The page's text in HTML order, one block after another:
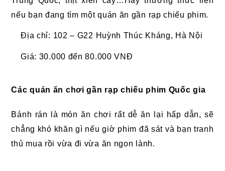
nếu bạn đang tìm một quán ăn gần rạp chiếu phim.
Địa chỉ: 102 – G22 Huỳnh Thúc Kháng, Hà Nội
Giá: 30.000 đến 80.000 VNĐ
Các quán ăn chơi gần rạp chiếu phim Quốc gia
Bánh rán là món ăn chơi rất dễ ăn lại hấp dẫn, sẽ
chẳng khó khăn gì nếu giờ phim đã sát và bạn tranh
thủ mua rồi vừa đi vừa ăn ngon lành.